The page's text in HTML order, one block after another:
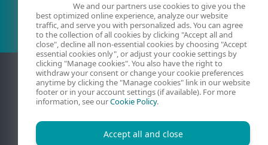
We and our partners use cookies to give you the
best optimized online experience, analyze our website
traffic, and serve you with personalized ads. You can agree
to the collection of all cookies by clicking "Accept all and
close", decline all non-essential cookies by choosing "Accept
essential cookies only", or adjust your cookie settings by
clicking "Manage cookies". You also have the right to
withdraw your consent or change your cookie preferences
anytime by clicking the "Manage cookies" link in our website
footer or in your account settings (if available). For more
information, see ourCookie Policy.
Accept all and close